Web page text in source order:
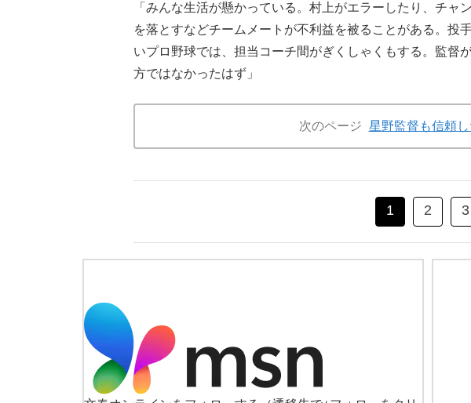
「みんな生活が懸かっている。村上がエラーしたり、チャ
を落とすなどチームメートが不利益を被ることがある。投
いプロ野球では、担当コーチ間がぎくしゃくもする。監督
方ではなかったはず」
次のページ 星野監督も信頼
1 2 3